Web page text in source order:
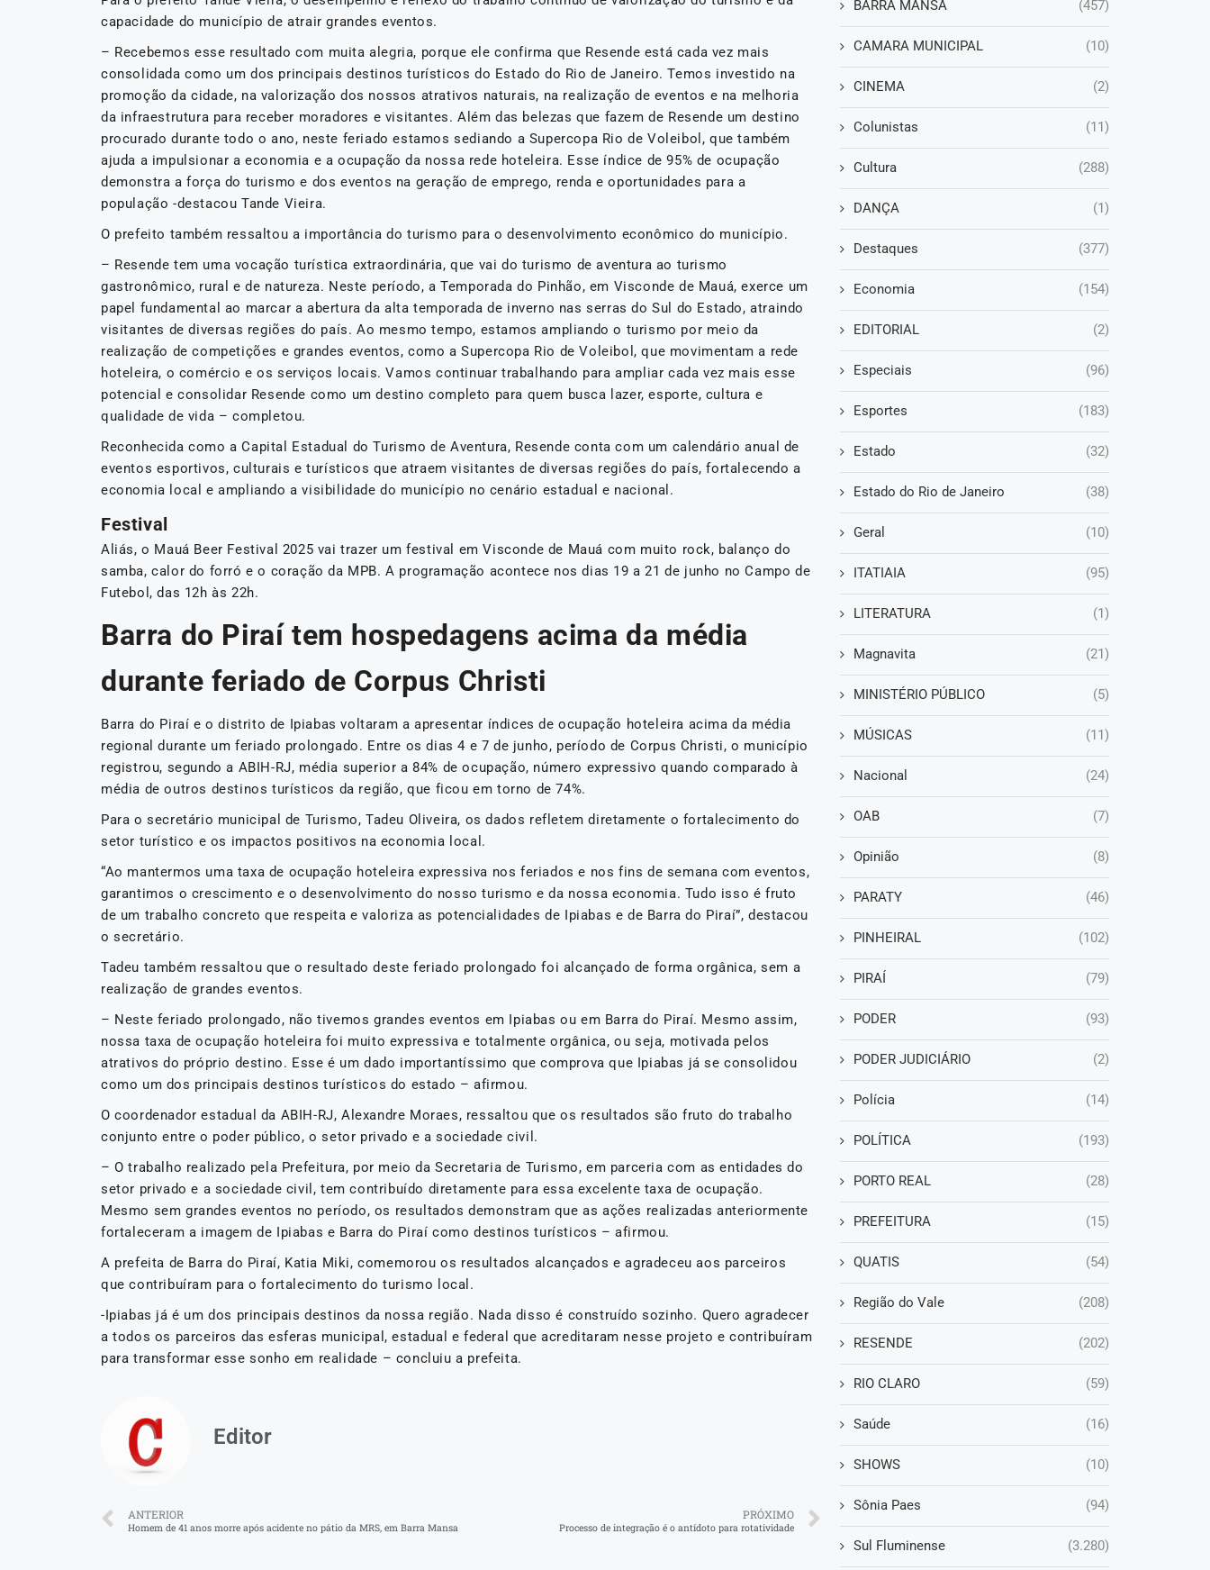
capacidade do município de atrair grandes eventos.
– Recebemos esse resultado com muita alegria, porque ele confirma que Resende está cada vez mais
consolidada como um dos principais destinos turísticos do Estado do Rio de Janeiro. Temos investido na
promoção da cidade, na valorização dos nossos atrativos naturais, na realização de eventos e na melhoria
da infraestrutura para receber moradores e visitantes. Além das belezas que fazem de Resende um destino
procurado durante todo o ano, neste feriado estamos sediando a Supercopa Rio de Voleibol, que também
ajuda a impulsionar a economia e a ocupação da nossa rede hoteleira. Esse índice de 95% de ocupação
demonstra a força do turismo e dos eventos na geração de emprego, renda e oportunidades para a
população -destacou Tande Vieira.
O prefeito também ressaltou a importância do turismo para o desenvolvimento econômico do município.
– Resende tem uma vocação turística extraordinária, que vai do turismo de aventura ao turismo
gastronômico, rural e de natureza. Neste período, a Temporada do Pinhão, em Visconde de Mauá, exerce um
papel fundamental ao marcar a abertura da alta temporada de inverno nas serras do Sul do Estado, atraindo
visitantes de diversas regiões do país. Ao mesmo tempo, estamos ampliando o turismo por meio da
realização de competições e grandes eventos, como a Supercopa Rio de Voleibol, que movimentam a rede
hoteleira, o comércio e os serviços locais. Vamos continuar trabalhando para ampliar cada vez mais esse
potencial e consolidar Resende como um destino completo para quem busca lazer, esporte, cultura e
qualidade de vida – completou.
Reconhecida como a Capital Estadual do Turismo de Aventura, Resende conta com um calendário anual de
eventos esportivos, culturais e turísticos que atraem visitantes de diversas regiões do país, fortalecendo a
economia local e ampliando a visibilidade do município no cenário estadual e nacional.
Festival
Aliás, o Mauá Beer Festival 2025 vai trazer um festival em Visconde de Mauá com muito rock, balanço do
samba, calor do forró e o coração da MPB. A programação acontece nos dias 19 a 21 de junho no Campo de
Futebol, das 12h às 22h.
Barra do Piraí tem hospedagens acima da média
durante feriado de Corpus Christi
Barra do Piraí e o distrito de Ipiabas voltaram a apresentar índices de ocupação hoteleira acima da média
regional durante um feriado prolongado. Entre os dias 4 e 7 de junho, período de Corpus Christi, o município
registrou, segundo a ABIH-RJ, média superior a 84% de ocupação, número expressivo quando comparado à
média de outros destinos turísticos da região, que ficou em torno de 74%.
Para o secretário municipal de Turismo, Tadeu Oliveira, os dados refletem diretamente o fortalecimento do
setor turístico e os impactos positivos na economia local.
“Ao mantermos uma taxa de ocupação hoteleira expressiva nos feriados e nos fins de semana com eventos,
garantimos o crescimento e o desenvolvimento do nosso turismo e da nossa economia. Tudo isso é fruto
de um trabalho concreto que respeita e valoriza as potencialidades de Ipiabas e de Barra do Piraí”, destacou
o secretário.
Tadeu também ressaltou que o resultado deste feriado prolongado foi alcançado de forma orgânica, sem a
realização de grandes eventos.
– Neste feriado prolongado, não tivemos grandes eventos em Ipiabas ou em Barra do Piraí. Mesmo assim,
nossa taxa de ocupação hoteleira foi muito expressiva e totalmente orgânica, ou seja, motivada pelos
atrativos do próprio destino. Esse é um dado importantíssimo que comprova que Ipiabas já se consolidou
como um dos principais destinos turísticos do estado – afirmou.
O coordenador estadual da ABIH-RJ, Alexandre Moraes, ressaltou que os resultados são fruto do trabalho
conjunto entre o poder público, o setor privado e a sociedade civil.
– O trabalho realizado pela Prefeitura, por meio da Secretaria de Turismo, em parceria com as entidades do
setor privado e a sociedade civil, tem contribuído diretamente para essa excelente taxa de ocupação.
Mesmo sem grandes eventos no período, os resultados demonstram que as ações realizadas anteriormente
fortaleceram a imagem de Ipiabas e Barra do Piraí como destinos turísticos – afirmou.
A prefeita de Barra do Piraí, Katia Miki, comemorou os resultados alcançados e agradeceu aos parceiros
que contribuíram para o fortalecimento do turismo local.
-Ipiabas já é um dos principais destinos da nossa região. Nada disso é construído sozinho. Quero agradecer
a todos os parceiros das esferas municipal, estadual e federal que acreditaram nesse projeto e contribuíram
para transformar esse sonho em realidade – concluiu a prefeita.
Editor
ANTERIOR
Homem de 41 anos morre após acidente no pátio da MRS, em Barra Mansa
PRÓXIMO
Processo de integração é o antídoto para rotatividade
BARRA MANSA (457)
CAMARA MUNICIPAL (10)
CINEMA (2)
Colunistas (11)
Cultura (288)
DANÇA (1)
Destaques (377)
Economia (154)
EDITORIAL (2)
Especiais (96)
Esportes (183)
Estado (32)
Estado do Rio de Janeiro (38)
Geral (10)
ITATIAIA (95)
LITERATURA (1)
Magnavita (21)
MINISTÉRIO PÚBLICO (5)
MÚSICAS (11)
Nacional (24)
OAB (7)
Opinião (8)
PARATY (46)
PINHEIRAL (102)
PIRAÍ (79)
PODER (93)
PODER JUDICIÁRIO (2)
Polícia (14)
POLÍTICA (193)
PORTO REAL (28)
PREFEITURA (15)
QUATIS (54)
Região do Vale (208)
RESENDE (202)
RIO CLARO (59)
Saúde (16)
SHOWS (10)
Sônia Paes (94)
Sul Fluminense (3.280)